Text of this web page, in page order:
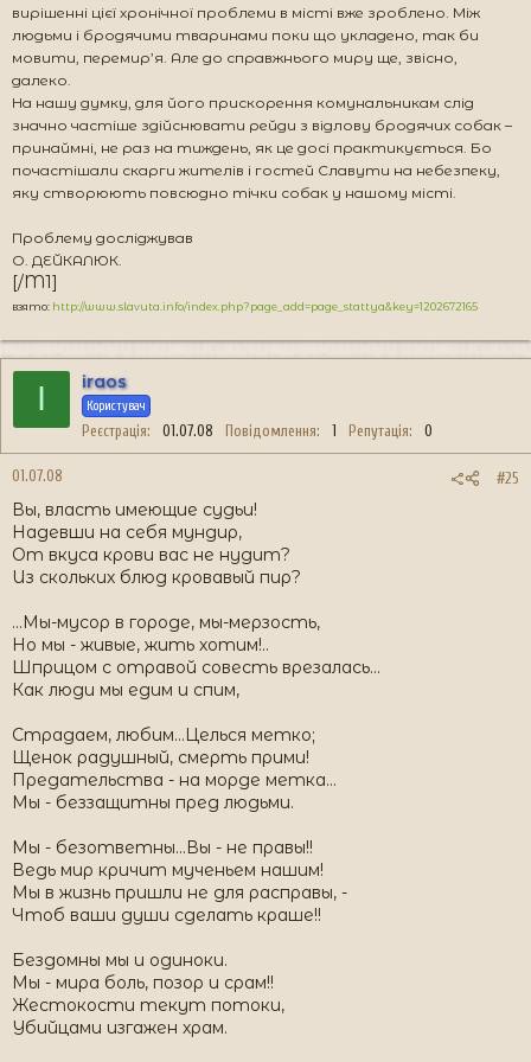
вирішенні цієї хронічної проблеми в місті вже зроблено. Між
людьми і бродячими тваринами поки що укладено, так би
мовити, перемир’я. Але до справжнього миру ще, звісно,
далеко.
На нашу думку, для його прискорення комунальникам слід
значно частіше здійснювати рейди з відлову бродячих собак –
принаймні, не раз на тиждень, як це досі практикується. Бо
почастішали скарги жителів і гостей Славути на небезпеку,
яку створюють повсюдно тічки собак у нашому місті.
Проблему досліджував
О. ДЕЙКАЛЮК.
[/M1]
взято: http://www.slavuta.info/index.php?page_add=page_stattya&key=1202672165
I iraos
Користувач
Реєстрація 01.07.08 Повідомлення 1 Репутація 0
01.07.08 #25
Вы, власть имеющие судьи!
Надевши на себя мундир,
От вкуса крови вас не нудит?
Из скольких блюд кровавый пир?
...Мы-мусор в городе, мы-мерзость,
Но мы - живые, жить хотим!..
Шприцом с отравой совесть врезалась...
Как люди мы едим и спим,
Страдаем, любим...Целься метко;
Щенок радушный, смерть прими!
Предательства - на морде метка...
Мы - беззащитны пред людьми.
Мы - безответны...Вы - не правы!!
Ведь мир кричит мученьем нашим!
Мы в жизнь пришли не для расправы, -
Чтоб ваши души сделать краше!!
Бездомны мы и одиноки.
Мы - мира боль, позор и срам!!
Жестокости текут потоки,
Убийцами изгажен храм.